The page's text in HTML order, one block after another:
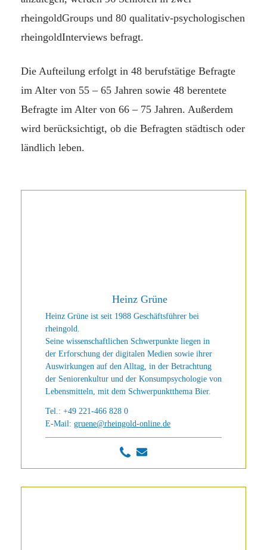
rheingoldGroups und 80 qualitativ-psychologischen
rheingoldInterviews befragt.
Die Aufteilung erfolgt in 48 berufstätige Befragte
im Alter von 55 – 65 Jahren sowie 48 berentete
Befragte im Alter von 66 – 75 Jahren. Außerdem
wird berücksichtigt, ob die Befragten städtisch oder
ländlich leben.
Heinz Grüne
Heinz Grüne ist seit 1988 Geschäftsführer bei
rheingold.
Seine wissenschaftlichen Schwerpunkte liegen in
der Erforschung der digitalen Medien sowie ihrer
Auswirkungen auf den Alltag, in der Betrachtung
der Seniorenkultur und der Konsumpsychologie von
Lebensmitteln, mit dem Schwerpunktthema Bier.
Tel.: +49 221-466 828 0
E-Mail: gruene@rheingold-online.de